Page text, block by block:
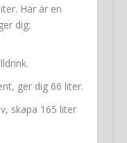
Här är en
dig:
ger dig 66 liter.
skapa 165 liter